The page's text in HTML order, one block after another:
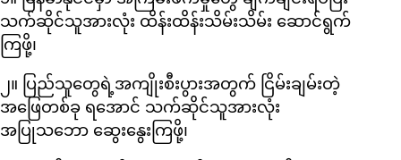
သက်ဆိုင်သူအားလုံး ထိန်းထိန်းသိမ်းသိမ်း ဆောင်ရွက်
ကြဖို့၊
၂။ ပြည်သူတွေရဲ့အကျိုးစီးပွားအတွက် ငြိမ်းချမ်းတဲ့
အဖြေတစ်ခု ရအောင် သက်ဆိုင်သူအားလုံး
အပြုသဘော ဆွေးနွေးကြဖို့၊